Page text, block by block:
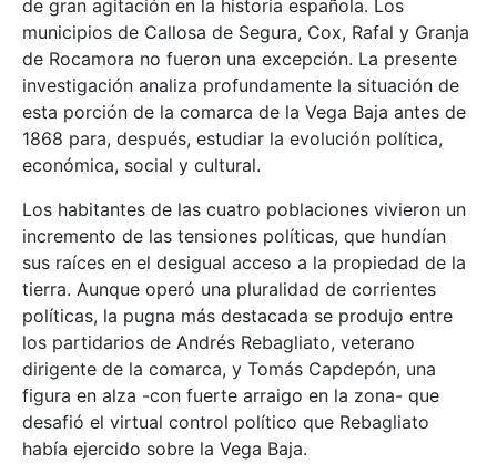
de gran agitación en la historia española. Los
municipios de Callosa de Segura, Cox, Rafal y Granja
de Rocamora no fueron una excepción. La presente
investigación analiza profundamente la situación de
esta porción de la comarca de la Vega Baja antes de
1868 para, después, estudiar la evolución política,
económica, social y cultural.
Los habitantes de las cuatro poblaciones vivieron un
incremento de las tensiones políticas, que hundían
sus raíces en el desigual acceso a la propiedad de la
tierra. Aunque operó una pluralidad de corrientes
políticas, la pugna más destacada se produjo entre
los partidarios de Andrés Rebagliato, veterano
dirigente de la comarca, y Tomás Capdepón, una
figura en alza -con fuerte arraigo en la zona- que
desafió el virtual control político que Rebagliato
había ejercido sobre la Vega Baja.